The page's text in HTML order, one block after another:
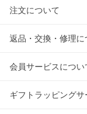
注文について
返品・交換・修理に
会員サービスについ
ギフトラッピングサ